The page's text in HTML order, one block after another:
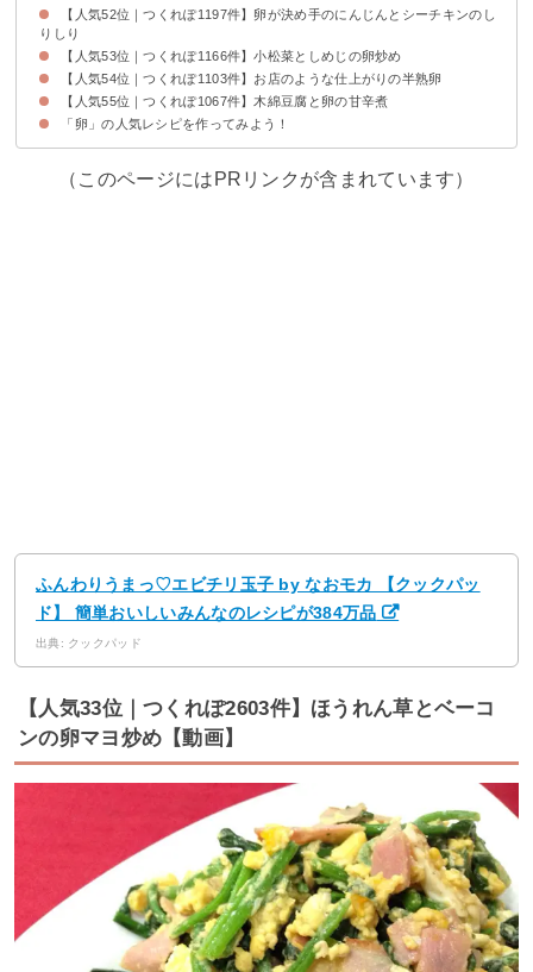
【人気52位｜つくれぽ1197件】卵が決め手のにんじんとシーチキンのし
りしり
【人気53位｜つくれぽ1166件】小松菜としめじの卵炒め
【人気54位｜つくれぽ1103件】お店のような仕上がりの半熟卵
【人気55位｜つくれぽ1067件】木綿豆腐と卵の甘辛煮
「卵」の人気レシピを作ってみよう！
（このページにはPRリンクが含まれています）
ふんわりうまっ♡エビチリ玉子 by なおモカ 【クックパッ
ド】 簡単おいしいみんなのレシピが384万品
出典: クックパッド
【人気33位｜つくれぽ2603件】ほうれん草とベーコ
ンの卵マヨ炒め【動画】